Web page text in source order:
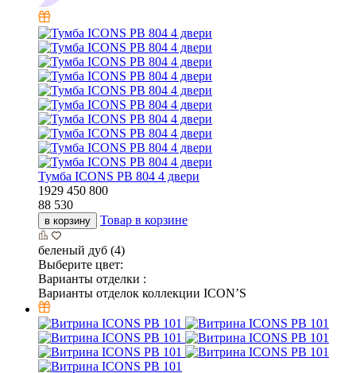
Тумба ICONS РВ 804 4 двери
1929 450 800
88 530
в корзину Товар в корзине
беленый дуб (4)
Выберите цвет:
Варианты отделки :
Варианты отделок коллекции ICON’S